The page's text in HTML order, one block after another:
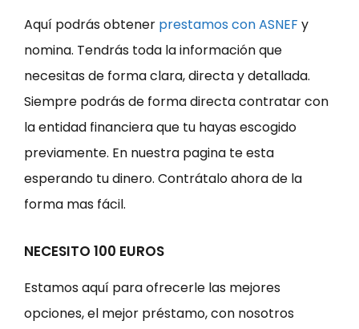
Aquí podrás obtener prestamos con ASNEF y
nomina. Tendrás toda la información que
necesitas de forma clara, directa y detallada.
Siempre podrás de forma directa contratar con
la entidad financiera que tu hayas escogido
previamente. En nuestra pagina te esta
esperando tu dinero. Contrátalo ahora de la
forma mas fácil.
NECESITO 100 EUROS
Estamos aquí para ofrecerle las mejores
opciones, el mejor préstamo, con nosotros